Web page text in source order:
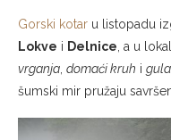
Gorski kotar u listopadu
Lokve i Delnice , a u
vrganja domaći kruh i
šumski mir pružaju